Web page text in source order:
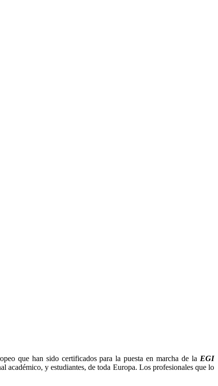
que han sido certificados para la puesta en marcha de la EGI
académico, y estudiantes, de toda Europa. Los profesionales que lo